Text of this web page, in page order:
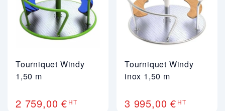
Tourniquet Windy
1,50 m
2 759,00 € HT
Tourniquet Windy
inox 1,50 m
3 995,00 € HT